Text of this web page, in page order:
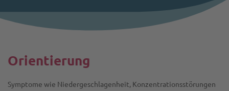
Orientierung
Symptome wie Niedergeschlagenheit, Konzentrationsstörungen